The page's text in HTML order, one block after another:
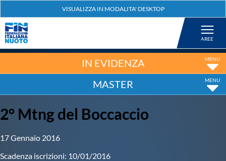
Nuoto
Tuffi
IN EVIDENZA
MASTER
2° Mtng del Boccaccio
17 Gennaio 2016
Scadenza iscrizioni: 10/01/2016